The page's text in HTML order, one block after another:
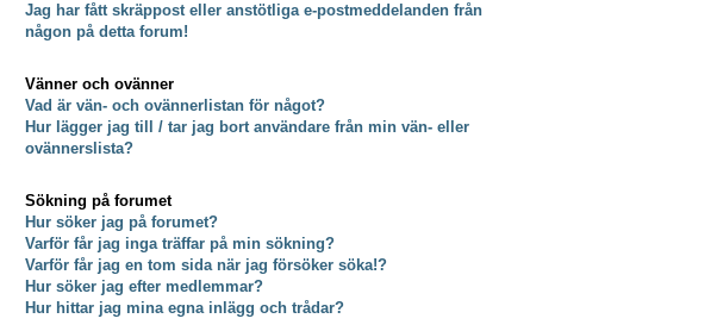
Jag har fått skräppost eller anstötliga e-postmeddelanden från
någon på detta forum!
Vänner och ovänner
Vad är vän- och ovännerlistan för något?
Hur lägger jag till / tar jag bort användare från min vän- eller
ovännerslista?
Sökning på forumet
Hur söker jag på forumet?
Varför får jag inga träffar på min sökning?
Varför får jag en tom sida när jag försöker söka!?
Hur söker jag efter medlemmar?
Hur hittar jag mina egna inlägg och trådar?